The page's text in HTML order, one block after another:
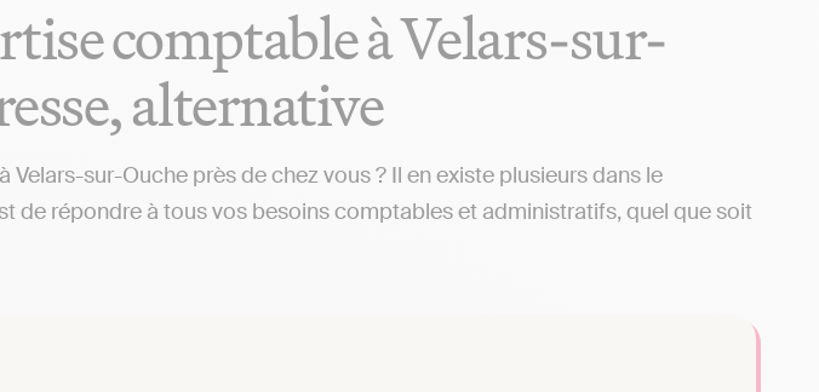
comptable à Velars-sur-
alternative
sur-Ouche près de chez vous ? Il en existe plusieurs dans le
de répondre à tous vos besoins comptables et administratifs, quel que soit